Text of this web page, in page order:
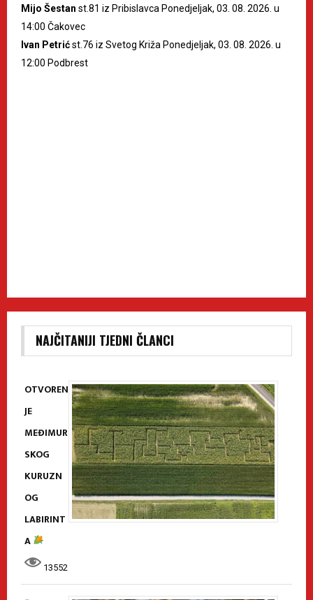
Mijo Šestan st.81 iz Pribislavca Ponedjeljak, 03. 08. 2026. u
14:00 Čakovec
Ivan Petrićst.76 iz Svetog Križa Ponedjeljak, 03. 08. 2026. u
12:00 Podbrest
NAJČITANIJI TJEDNI ČLANCI
OTVOREN
JE
MEĐIMUR
SKOG
KURUZN
OG
LABIRINT
A
13552